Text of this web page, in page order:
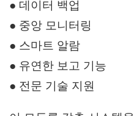
● 데이터 백업
● 중앙 모니터링
● 스마트 알람
● 유연한 보고 기능
● 전문 기술 지원